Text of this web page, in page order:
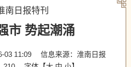
南日报特刊
市 势起潮涌
03 11:09
信息来源：淮南日报